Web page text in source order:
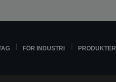
FÖR INDUSTRI PRODUKTER